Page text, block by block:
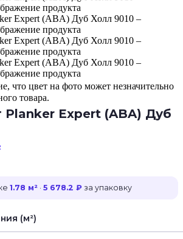
что цвет на фото может незначительно
товара.
Planker Expert (ABA) Дуб
1.78 м² · 5 678.2 ₽ за упаковку
(м²)